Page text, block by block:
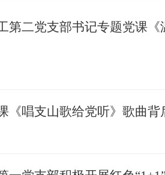
二党支部书记专题党课《
唱支山歌给党听》歌曲背